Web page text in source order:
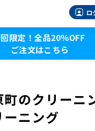
ロ
限定！全品20％OFF
ご注文はこちら
のクリーニ
ーニング